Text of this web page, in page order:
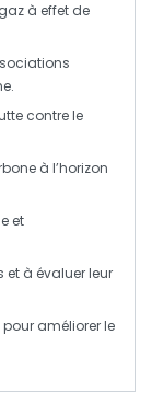
à effet de
.
contre le
à l’horizon
et
et à évaluer leur
pour améliorer le